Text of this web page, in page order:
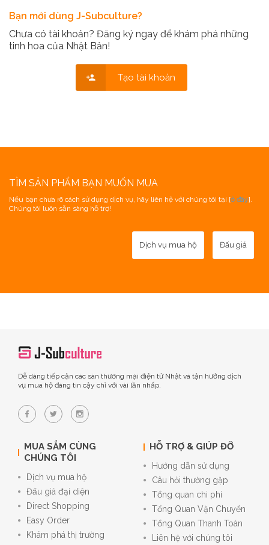
Bạn mới dùng J-Subculture?
Chưa có tài khoản? Đăng ký ngay để khám phá những
tinh hoa của Nhật Bản!
Tạo tài khoản
TÌM SẢN PHẨM BẠN MUỐN MUA
Nếu bạn chưa rõ cách sử dụng dịch vụ, hãy liên hệ với chúng tôi tại [ở đây].
Chúng tôi luôn sẵn sàng hỗ trợ!
Dịch vụ mua hộ Đấu giá
Dễ dàng tiếp cận các sàn thương mại điện tử Nhật và tận hưởng dịch
vụ mua hộ đáng tin cậy chỉ với vài lần nhấp.
MUA SẮM CÙNG
CHÚNG TÔI
Dịch vụ mua hộ
Đấu giá đại diện
Direct Shopping
Easy Order
Khám phá thị trường
HỖ TRỢ & GIÚP ĐỠ
Hướng dẫn sử dụng
Câu hỏi thường gặp
Tổng quan chi phí
Tổng Quan Vận Chuyển
Tổng Quan Thanh Toán
Liên hệ với chúng tôi